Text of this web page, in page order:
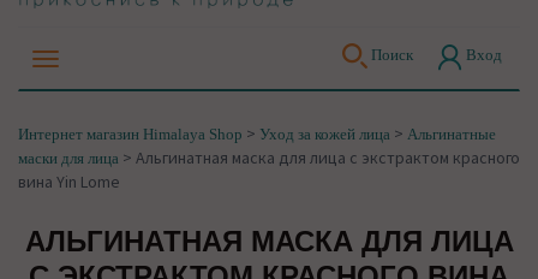
Поиск Вход
Интернет магазин Himalaya Shop > Уход за кожей лица > Альгинатные
маски для лица > Альгинатная маска для лица с экстрактом красного
вина Yin Lome
АЛЬГИНАТНАЯ МАСКА ДЛЯ ЛИЦА